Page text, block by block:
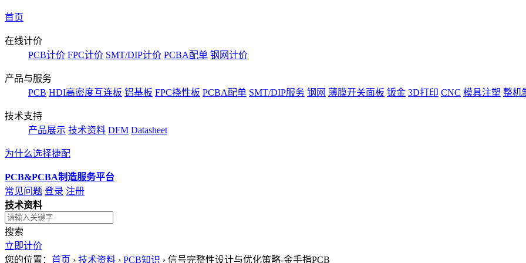
首页
在线计价
PCB计价 FPC计价 SMT/DIP计价 PCBA配单 钢网计价
产品与服务
PCB HDI高密度互连板 铝基板 FPC挠性板 PCBA配单 SMT/DIP服务 钢网 薄膜开关面板 钣金 3D打印 CNC 模具注塑 整机
技术支持
产品展示 技术资料 DFM Datasheet
为什么选择捷配
PCB&PCBA制造服务平台
常见问题 登录 注册
技术资料
搜索
立即计价
您的位置： 首页 › 技术资料 › PCB知识 › 信号完整性设计与优化策略-金手指PCB